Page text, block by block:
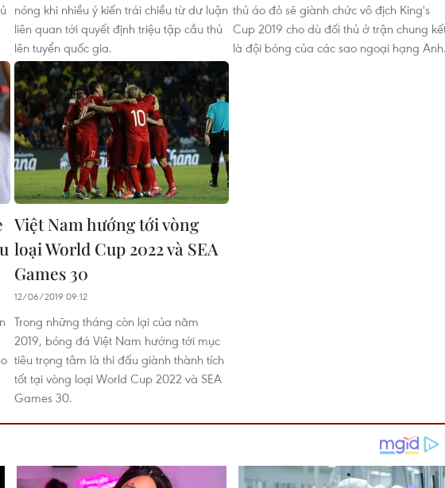
nóng khi nhiều ý kiến trái chiều từ dư luận
liên quan tới quyết định triệu tập cầu thủ
lên tuyển quốc gia.
thủ áo đỏ sẽ giành chức vô địch King's
Cup 2019 cho dù đối thủ ở trận chung
là đội bóng của các sao ngoại hạng Anh.
Việt Nam hướng tới vòng
loại World Cup 2022 và SEA
Games 30
12/06/2019 09:12
Trong những tháng còn lại của năm
2019, bóng đá Việt Nam hướng tới mục
tiêu trọng tâm là thi đấu giành thành tích
tốt tại vòng loại World Cup 2022 và SEA
Games 30.